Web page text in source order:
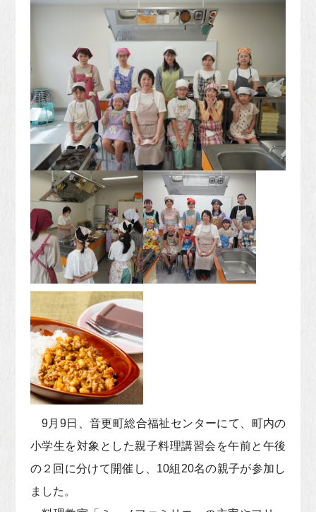
9月9日、音更町総合福祉センターにて、町内の
小学生を対象とした親子料理講習会を午前と午後
の２回に分けて開催し、10組20名の親子が参加し
ました。